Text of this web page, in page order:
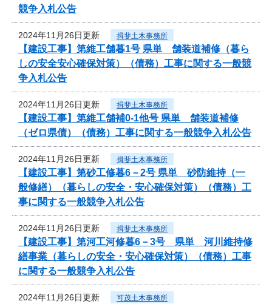
競争入札公告
2024年11月26日更新 揖斐土木事務所
【建設工事】第維工舗暮1号 県単 舗装道補修（暮ら
しの安全安心確保対策）（債務）工事に関する一般競
争入札公告
2024年11月26日更新 揖斐土木事務所
【建設工事】第維工舗補0-1他号 県単 舗装道補修
（ゼロ県債）（債務）工事に関する一般競争入札公告
2024年11月26日更新 揖斐土木事務所
【建設工事】第砂工修暮6－2号 県単 砂防維持（一
般修繕）（暮らしの安全・安心確保対策）（債務）工
事に関する一般競争入札公告
2024年11月26日更新 揖斐土木事務所
【建設工事】第河工河修暮6－3号 県単 河川維持修
繕事業（暮らしの安全・安心確保対策）（債務）工事
に関する一般競争入札公告
2024年11月26日更新 可茂土木事務所